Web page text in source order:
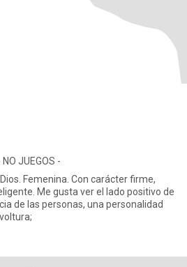
JUEGOS -
Femenina. Con carácter firme,
Me gusta ver el lado positivo de